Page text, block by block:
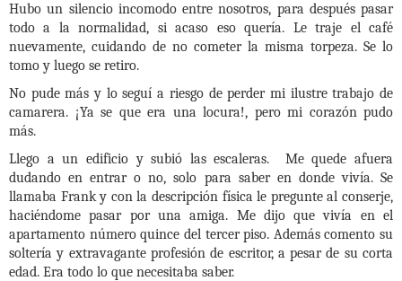
Hubo un silencio incomodo entre nosotros, para después pasar
todo a la normalidad, si acaso eso quería. Le traje el café
nuevamente, cuidando de no cometer la misma torpeza. Se lo
tomo y luego se retiro.
No pude más y lo seguí a riesgo de perder mi ilustre trabajo de
camarera. ¡Ya se que era una locura!, pero mi corazón pudo
más.
Llego a un edificio y subió las escaleras. Me quede afuera
dudando en entrar o no, solo para saber en donde vivía. Se
llamaba Frank y con la descripción física le pregunte al conserje,
haciéndome pasar por una amiga. Me dijo que vivía en el
apartamento número quince del tercer piso. Además comento su
soltería y extravagante profesión de escritor, a pesar de su corta
edad. Era todo lo que necesitaba saber.